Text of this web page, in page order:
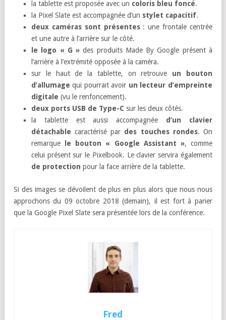
la tablette est proposée avec un coloris bleu foncé.
la Pixel Slate est accompagnée d’un stylet capacitif.
deux caméras sont présentes: une frontale centrée
et une autre à l’arrière sur le côté.
le logo « G » des produits Made By Google présent à
l’arrière à l’extrémité opposée à la caméra.
sur le haut de la tablette, on retrouve un bouton
d’allumage qui pourrait avoir un lecteur d’empreinte
digitale (vu le renfoncement).
deux ports USB de Type-C sur les deux côtés.
la tablette est aussi accompagnée d’un clavier
détachable caractérisé par des touches rondes. On
remarque
le bouton « Google Assistant », comme
celui présent sur le Pixelbook. Le clavier servira également
de protection pour la face arrière de la tablette.
Si des images se dévoilent de plus en plus alors que nous nous
approchons du 09 octobre 2018 (demain), il est fort à parier
que la Google Pixel Slate sera présentée lors de la conférence.
Fred